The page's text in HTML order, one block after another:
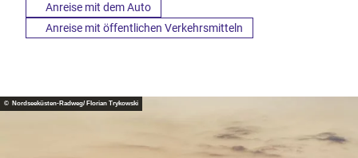
Anreise mit dem Auto
Anreise mit öffentlichen Verkehrsmitteln
© Nordseeküsten-Radweg/ Florian Trykowski